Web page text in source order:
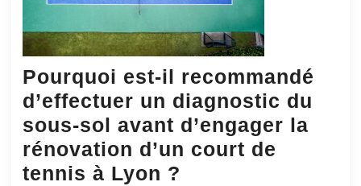
Pourquoi est-il recommandé
d’effectuer un diagnostic du
sous-sol avant d’engager la
rénovation d’un court de
tennis à Lyon ?